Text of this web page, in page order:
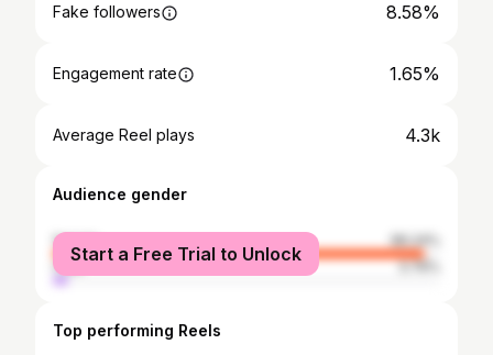
Fake followers 8.58%
Engagement rate 1.65%
Average Reel plays 4.3k
Audience gender
female
96.24%
male
3.76%
Start a Free Trial to Unlock
Top performing Reels